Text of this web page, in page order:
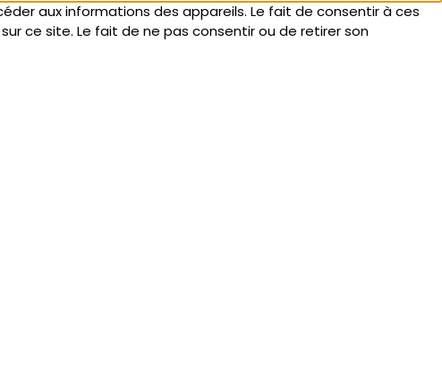
aux informations des appareils. Le fait de consentir à ces
ce site. Le fait de ne pas consentir ou de retirer son